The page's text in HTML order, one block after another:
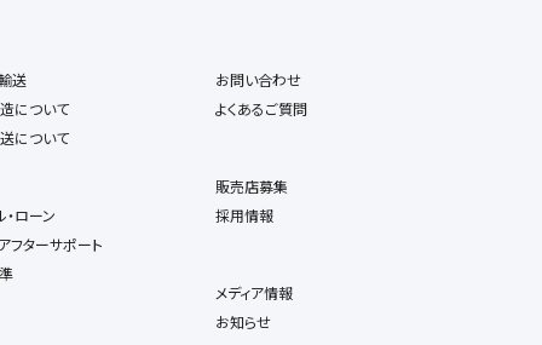
送
について
について
・ローン
フターサポート
お問い合わせ
よくあるご質問
販売店募集
採用情報
メディア情報
お知らせ